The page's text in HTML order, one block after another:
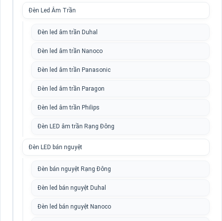
Đèn Led Âm Trần
Đèn led âm trần Duhal
Đèn led âm trần Nanoco
Đèn led âm trần Panasonic
Đèn led âm trần Paragon
Đèn led âm trần Philips
Đèn LED âm trần Rạng Đông
Đèn LED bán nguyệt
Đèn bán nguyệt Rạng Đông
Đèn led bán nguyệt Duhal
Đèn led bán nguyệt Nanoco